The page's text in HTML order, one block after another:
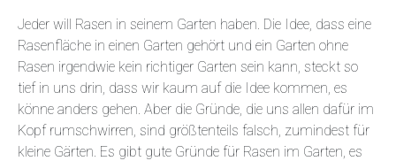
Jeder will Rasen in seinem Garten haben. Die Idee, dass eine
Rasenfläche in einen Garten gehört und ein Garten ohne
Rasen irgendwie kein richtiger Garten sein kann, steckt so
tief in uns drin, dass wir kaum auf die Idee kommen, es
könne anders gehen. Aber die Gründe, die uns allen dafür im
Kopf rumschwirren, sind größtenteils falsch, zumindest für
kleine Gärten. Es gibt gute Gründe für Rasen im Garten, es